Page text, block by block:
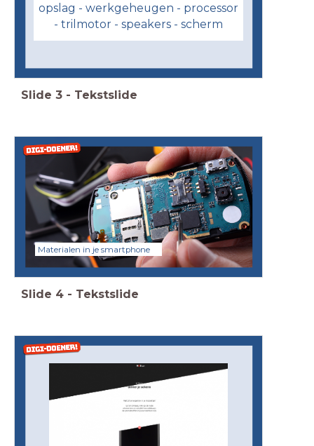
opslag - werkgeheugen - processor
- trilmotor - speakers - scherm
Slide 3 - Tekstslide
Materialen in je smartphone
Slide 4 - Tekstslide